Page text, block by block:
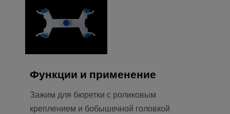
Функции и применение
Зажим для бюретки с роликовым
креплением и бобышечной головкой